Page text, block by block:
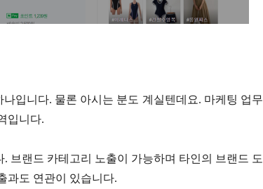
입니다. 물론 아시는 분도 계실텐데요. 마케팅 업무
입니다.
브랜드 카테고리 노출이 가능하며 타인의 브랜드 도
과도 연관이 있습니다.